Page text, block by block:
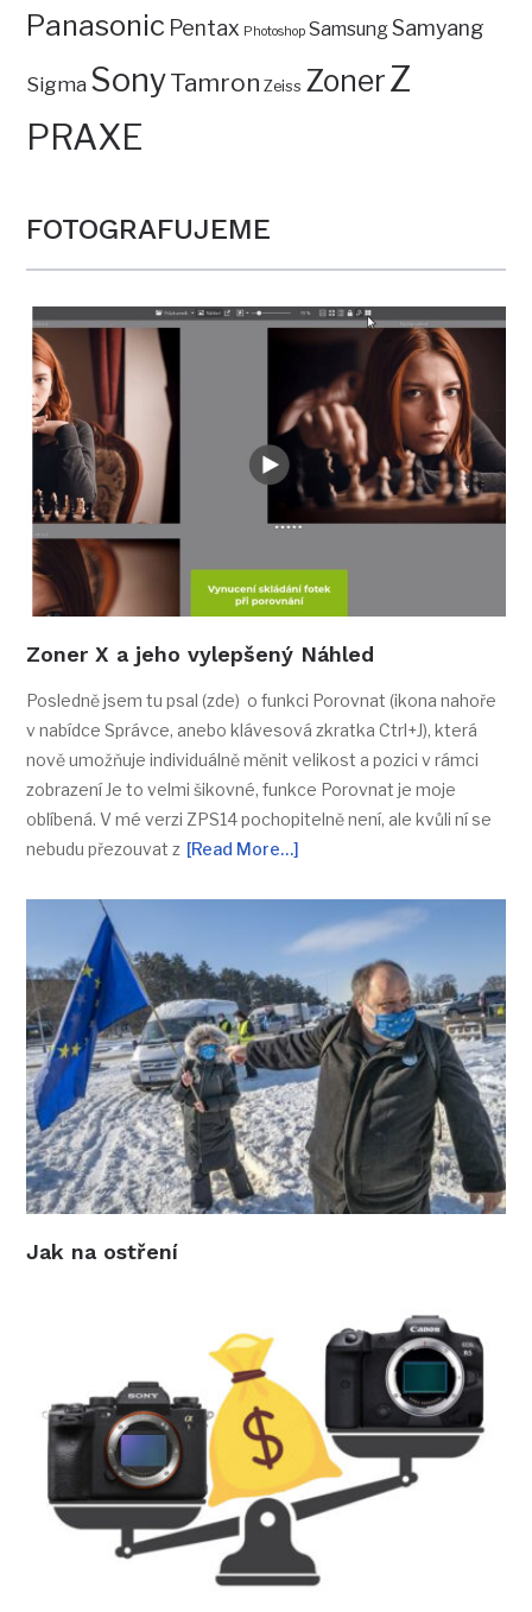
Panasonic Pentax Photoshop SamsungSamyang
Sigma SonyTamron Zeiss ZonerZ
PRAXE
FOTOGRAFUJEME
Zoner X a jeho vylepšený Náhled
Posledně jsem tu psal (zde) o funkci Porovnat (ikona nahoře
v nabídce Správce, anebo klávesová zkratka Ctrl+J), která
nově umožňuje individuálně měnit velikost a pozici v rámci
zobrazení Je to velmi šikovné, funkce Porovnat je moje
oblíbená. V mé verzi ZPS14 pochopitelně není, ale kvůli ní se
nebudu přezouvat z [Read More…]
Jak na ostření